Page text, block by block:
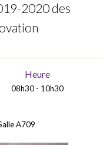
2020 des
Heure
08h30 - 10h30
A709